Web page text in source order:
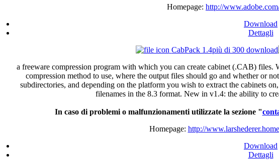
Homepage: http://
Download
Dettagli
CabPack 1.4più di 300 download
a freeware compression program with which you can create cabinet (.CAB)
compression method to use, where the output files should go and whether or
subdirectories, and depending on the platform you wish to extract the cabinets
filenames in the 8.3 format. New in v1.4: the ability to
In caso di problemi o malfunzionamenti utilizzate la sezione "
Homepage: http://
Download
Dettagli